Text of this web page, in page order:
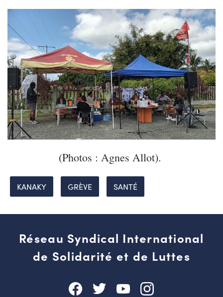
(Photos : Agnes Allot).
KANAKY GRÈVE SANTÉ
Réseau Syndical International
de Solidarité et de Luttes